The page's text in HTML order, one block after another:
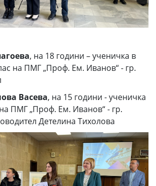
, на 18 години – ученичка в
на ПМГ „Проф. Ем. Иванов“ - гр.
Васева, на 15 години - ученичка
на ПМГ „Проф. Ем. Иванов“ - гр.
Детелина Тихолова